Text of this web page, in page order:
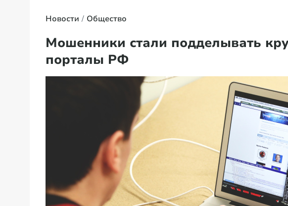
Новости Общество
Мошенники стали подделывать
порталы РФ